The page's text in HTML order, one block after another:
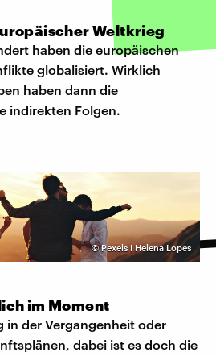
Weltkrieg
haben die europäischen
globalisiert. Wirklich
haben dann die
indirekten Folgen.
©Pexels I Helena Lopes
im Moment
in der Vergangenheit oder
dabei ist es doch die